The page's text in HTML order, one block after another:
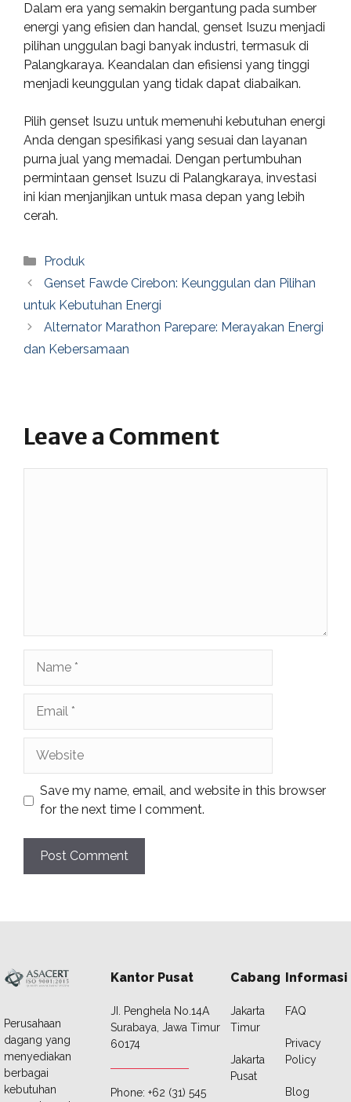
Dalam era yang semakin bergantung pada sumber
energi yang efisien dan handal, genset Isuzu menjadi
pilihan unggulan bagi banyak industri, termasuk di
Palangkaraya. Keandalan dan efisiensi yang tinggi
menjadi keunggulan yang tidak dapat diabaikan.
Pilih genset Isuzu untuk memenuhi kebutuhan energi
Anda dengan spesifikasi yang sesuai dan layanan
purna jual yang memadai. Dengan pertumbuhan
permintaan genset Isuzu di Palangkaraya, investasi
ini kian menjanjikan untuk masa depan yang lebih
cerah.
Categories
Produk
Genset Fawde Cirebon: Keunggulan dan Pilihan
untuk Kebutuhan Energi
Alternator Marathon Parepare: Merayakan Energi
dan Kebersamaan
Leave a Comment
Save my name, email, and website in this browser
for the next time I comment.
Perusahaan
dagang yang
menyediakan
berbagai
kebutuhan
Kantor Pusat
JI. Penghela No.14A
Surabaya, Jawa Timur
60174
Phone: +62 (31) 545
Cabang
Jakarta
Timur
Jakarta
Pusat
Informasi
FAQ
Privacy
Policy
Blog